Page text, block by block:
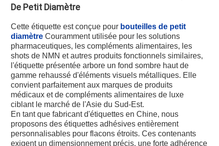
De Petit Diamètre
Cette étiquette est conçue pour bouteilles de petit
diamètre Couramment utilisée pour les solutions
pharmaceutiques, les compléments alimentaires, les
shots de NMN et autres produits fonctionnels similaires,
l'étiquette présentée arbore un fond sombre haut de
gamme rehaussé d'éléments visuels métalliques. Elle
convient parfaitement aux marques de produits
médicaux et de compléments alimentaires de luxe
ciblant le marché de l'Asie du Sud-Est.
En tant que fabricant d'étiquettes en Chine, nous
proposons des étiquettes adhésives entièrement
personnalisables pour flacons étroits. Ces contenants
exigent un dimensionnement précis, une forte adhérence